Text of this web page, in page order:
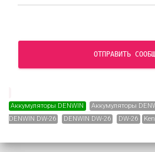
ОТПРАВИТЬ
Аккумуляторы DENWIN Аккумуляторы
DENWIN DW-26
DENWIN DW-26 DW-26